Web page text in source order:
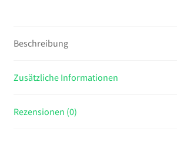
USB-
9
&
Beschreibung
Zusätzliche Informationen
Rezensionen (0)